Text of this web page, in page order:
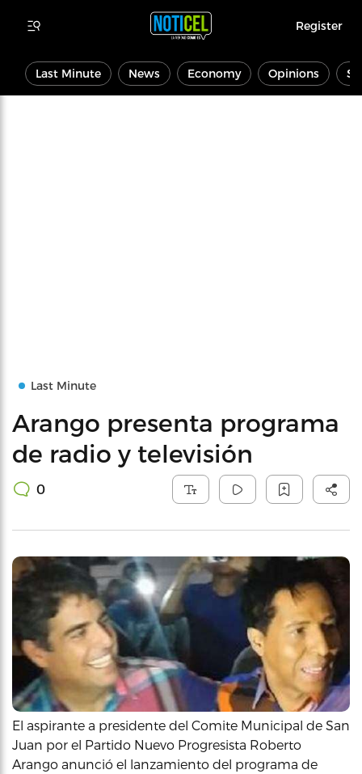
Register
Last Minute News Economy Opinions
Last Minute
Arango presenta programa
de radio y televisión
0
El aspirante a presidente del Comite Municipal de San
Juan por el Partido Nuevo Progresista Roberto
Arango anunció el lanzamiento del programa de